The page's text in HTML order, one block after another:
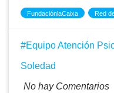
FundaciónlaCaixa Red
Equipo Atención
Soledad
No hay Comentarios